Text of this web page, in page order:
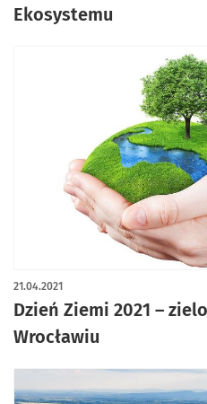
Ekosystemu
Dzień Ziemi 2021 –
Wrocławiu
21.04.2021